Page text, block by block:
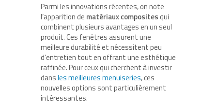
Parmi les innovations récentes, on note
l’apparition de matériaux compositesqui
combinent plusieurs avantages en un seul
produit. Ces fenêtres assurent une
meilleure durabilité et nécessitent peu
d’entretien tout en offrant une esthétique
raffinée. Pour ceux qui cherchent à investir
dansles meilleures menuiseries, ces
nouvelles options sont particulièrement
intéressantes.